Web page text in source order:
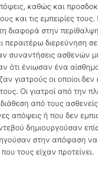
καθώς και
και τις εμπειρίες
διαφορά στην
περαιτέρω διερεύνηση
συναντήσεις ασθενών
ότι ένιωσαν ένα
γιατρούς οι οποίοι
Οι γιατροί από την
διάθεση από τους
απόψεις ή που δεν
δημιουργούσαν
στην απόφαση
τους είχαν προτείνει.